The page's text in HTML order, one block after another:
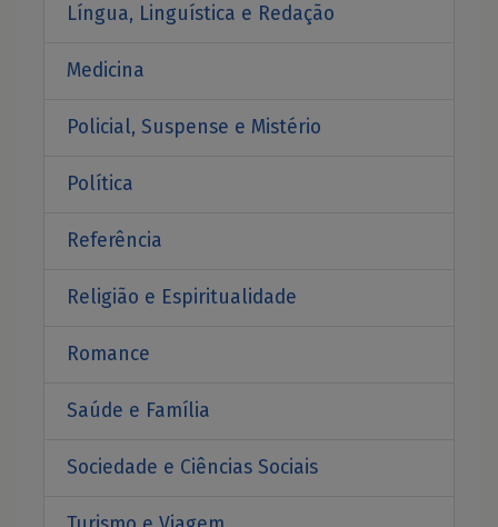
Língua, Linguística e Redação
Medicina
Policial, Suspense e Mistério
Política
Referência
Religião e Espiritualidade
Romance
Saúde e Família
Sociedade e Ciências Sociais